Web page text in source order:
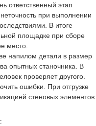
ответственный этап
при выполнении
В итоге
площадке при сборе
место.
напилом детали в размер
опытных станочника. В
проверяет другого.
ошибки. При отгрузке
стеновых элементов